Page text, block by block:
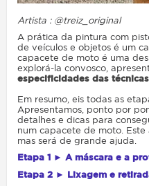
Artista : @treiz_original
A prática da pintura com
de veículos e objetos é um
capacete de moto é uma
explorá-la convosco,
especificidades das
Em resumo, eis todas as
Apresentamos, ponto por
detalhes e dicas para
num capacete de moto.
mas será de grande ajuda.
Etapa 1 ► A máscara e a
Etapa 2 ► Lixagem e